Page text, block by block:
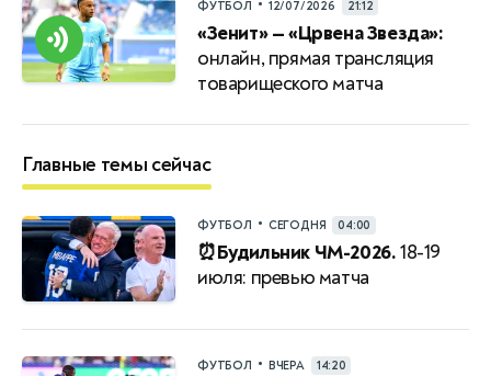
ФУТБОЛ • 12/07/2026 21:12
«Зенит» — «Црвена Звезда»:
онлайн, прямая трансляция
товарищеского матча
Главные темы сейчас
ФУТБОЛ • СЕГОДНЯ 04:00
⏰Будильник ЧМ-2026.18-19
июля: превью матча
ФУТБОЛ • ВЧЕРА 14:20